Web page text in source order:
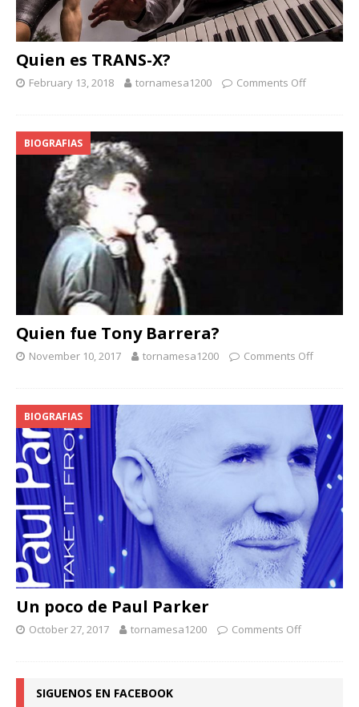
Quien es TRANS-X?
February 13, 2018 tornamesa1200 Comments Off
BIOGRAFIAS
Quien fue Tony Barrera?
November 10, 2017 tornamesa1200 Comments Off
BIOGRAFIAS
Un poco de Paul Parker
October 27, 2017 tornamesa1200 Comments Off
SIGUENOS EN FACEBOOK